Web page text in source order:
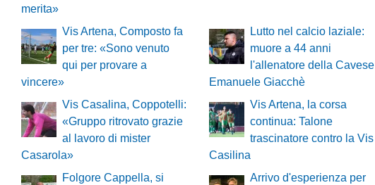
merita»
Vis Artena, Composto fa
per tre: «Sono venuto
qui per provare a
vincere»
Lutto nel calcio laziale:
muore a 44 anni
l'allenatore della Cavese
Emanuele Giacchè
Vis Casalina, Coppotelli:
«Gruppo ritrovato grazie
al lavoro di mister
Casarola»
Vis Artena, la corsa
continua: Talone
trascinatore contro la Vis
Casilina
Folgore Cappella, si
Arrivo d'esperienza per